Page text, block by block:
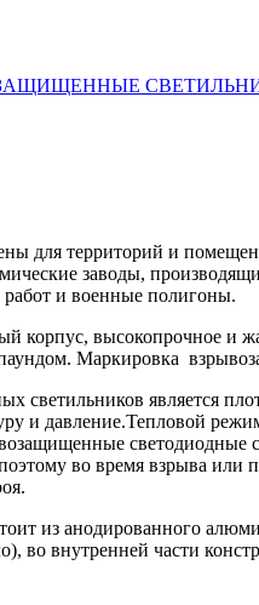
для территорий и
заводы,
и военные полигоны.
высокопрочное и
Маркировка
является
и давление.Тепловой
во время взрыва
из анодированного
во внутренней части